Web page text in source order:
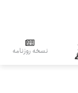
نسخه روزنامه